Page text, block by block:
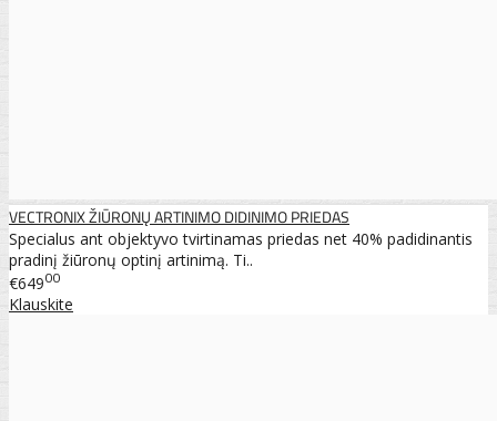
VECTRONIX ŽIŪRONŲ ARTINIMO DIDINIMO PRIEDAS
Specialus ant objektyvo tvirtinamas priedas net 40% padidinantis
pradinį žiūronų optinį artinimą. Ti..
€64900
Klauskite